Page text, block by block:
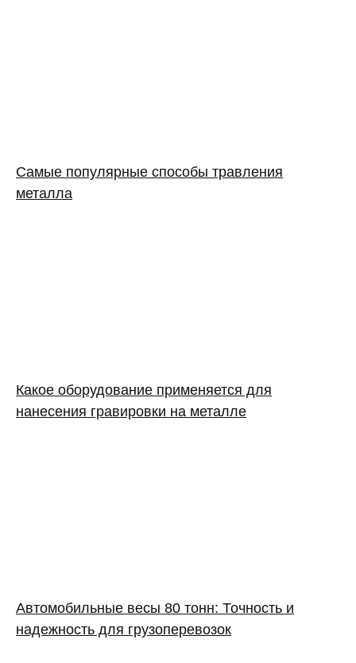
Самые популярные способы травления
металла
Какое оборудование применяется для
нанесения гравировки на металле
Автомобильные весы 80 тонн: Точность и
надежность для грузоперевозок